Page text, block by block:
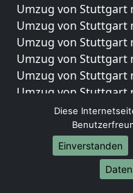
Umzug von Stuttgart
Umzug von Stuttgart
Umzug von Stuttgart
Umzug von Stuttgart
Umzug von Stuttgart
Umzug von Stuttgart
Umzug von Stuttgart
und Herzegowina
Umzug von
Umzug von
Umzug von Stuttgart
Diese
Einverstanden